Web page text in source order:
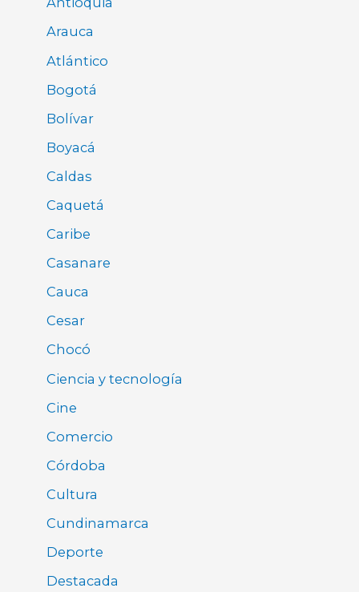
Arauca
Atlántico
Bogotá
Bolívar
Boyacá
Caldas
Caquetá
Caribe
Casanare
Cauca
Cesar
Chocó
Ciencia y tecnología
Cine
Comercio
Córdoba
Cultura
Cundinamarca
Deporte
Destacada